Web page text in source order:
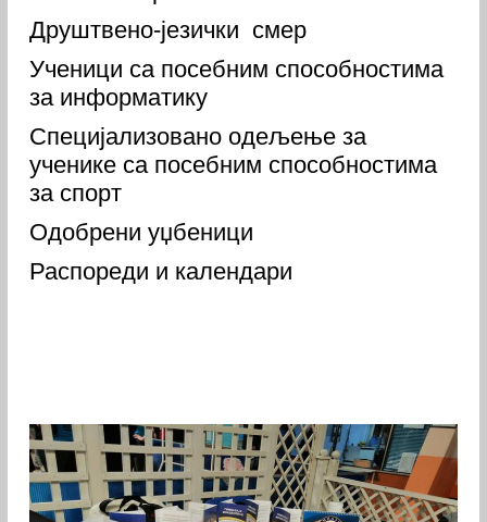
Друштвено-језички смер
Ученици са посебним способностима
за информатику
Специјализовано одељење за
ученике са посебним способностима
за спорт
Одобрени уџбеници
Распореди и календари